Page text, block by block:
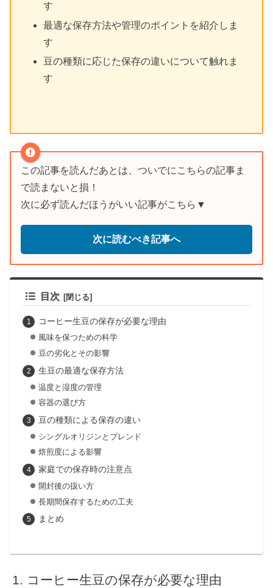
す
最適な保存方法や管理のポイントを紹介しま
す
豆の種類に応じた保存の違いについて触れま
す
この記事を読んだあとは、ついでにこちらの記事ま
で読まないと損！
次に必ず読んだほうがいい記事がこちら▼
次に読むべき記事へ
目次
コーヒー生豆の保存が必要な理由
風味を保つための科学
豆の劣化とその影響
生豆の最適な保存方法
温度と湿度の管理
容器の選び方
豆の種類による保存の違い
シングルオリジンとブレンド
焙煎度による影響
家庭での保存時の注意点
開封後の扱い方
長期間保存するための工夫
まとめ
コーヒー生豆の保存が必要な理由